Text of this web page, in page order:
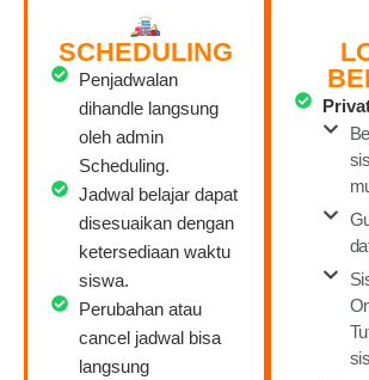
SCHEDULING
Penjadwalan
dihandle langsung
oleh admin
Scheduling.
Jadwal belajar dapat
disesuaikan dengan
ketersediaan waktu
siswa.
Perubahan atau
cancel jadwal bisa
langsung